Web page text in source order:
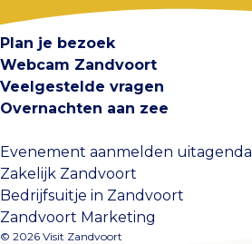
Plan je bezoek
Webcam Zandvoort
Veelgestelde vragen
Overnachten aan zee
Evenement aanmelden uitagenda
Zakelijk Zandvoort
Bedrijfsuitje in Zandvoort
Zandvoort Marketing
© 2026 Visit Zandvoort